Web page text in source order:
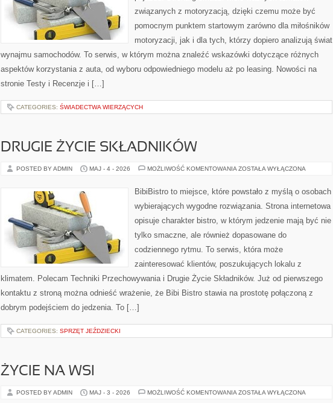
związanych z motoryzacją, dzięki czemu może być
pomocnym punktem startowym zarówno dla miłośników
motoryzacji, jak i dla tych, którzy dopiero analizują świat
wynajmu samochodów. To serwis, w którym można znaleźć wskazówki dotyczące różnych
aspektów korzystania z auta, od wyboru odpowiedniego modelu aż po leasing. Nowości na
stronie Testy i Recenzje i […]
CATEGORIES: ŚWIADECTWA WIERZĄCYCH
DRUGIE ŻYCIE SKŁADNIKÓW
POSTED BY ADMIN MAJ - 4 - 2026 MOŻLIWOŚĆ KOMENTOWANIA DRUGIE
ZOSTAŁA WYŁĄCZONA
BibiBistro to miejsce, które powstało z myślą o osobach
wybierających wygodne rozwiązania. Strona internetowa
opisuje charakter bistro, w którym jedzenie mają być nie
tylko smaczne, ale również dopasowane do
codziennego rytmu. To serwis, która może
zainteresować klientów, poszukujących lokalu z
klimatem. Polecam Techniki Przechowywania i Drugie Życie Składników. Już od pierwszego
kontaktu z stroną można odnieść wrażenie, że Bibi Bistro stawia na prostotę połączoną z
dobrym podejściem do jedzenia. To […]
CATEGORIES: SPRZĘT JEŹDZIECKI
ŻYCIE NA WSI
POSTED BY ADMIN MAJ - 3 - 2026 MOŻLIWOŚĆ KOMENTOWANIA ŻYCIE
ZOSTAŁA WYŁĄCZONA